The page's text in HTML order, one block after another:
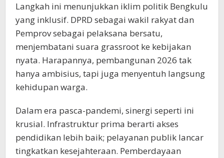
Langkah ini menunjukkan iklim politik Bengkulu
yang inklusif. DPRD sebagai wakil rakyat dan
Pemprov sebagai pelaksana bersatu,
menjembatani suara grassroot ke kebijakan
nyata. Harapannya, pembangunan 2026 tak
hanya ambisius, tapi juga menyentuh langsung
kehidupan warga.
Dalam era pasca-pandemi, sinergi seperti ini
krusial. Infrastruktur prima berarti akses
pendidikan lebih baik; pelayanan publik lancar
tingkatkan kesejahteraan. Pemberdayaan